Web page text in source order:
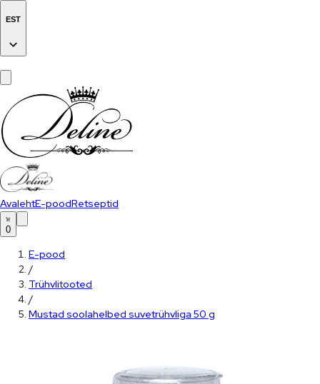
EST
AvalehtE-poodRetseptid
0
E-pood
/
Trühvlitooted
/
Mustad soolahelbed suvetrühvliga 50 g